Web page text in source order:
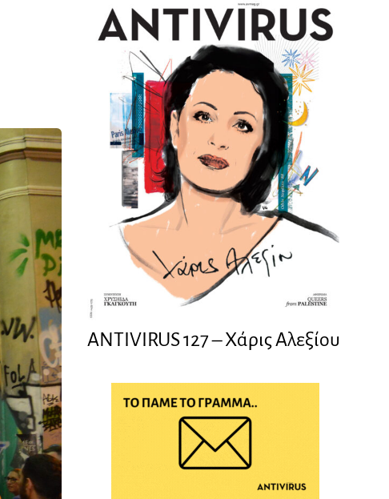
ANTIVIRUS 127 – Xάρις Αλεξίου